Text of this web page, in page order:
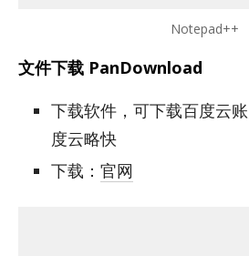
Notepad++
文件下载 PanDownload
下载软件，可下载百度云
度云略快
下载： 官网